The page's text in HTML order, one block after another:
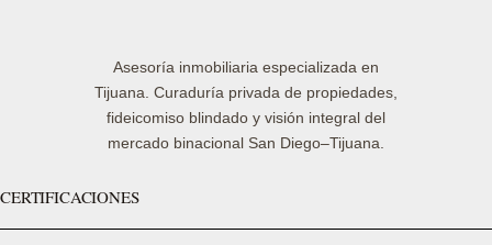
Asesoría inmobiliaria especializada en
Tijuana. Curaduría privada de propiedades,
fideicomiso blindado y visión integral del
mercado binacional San Diego–Tijuana.
CERTIFICACIONES